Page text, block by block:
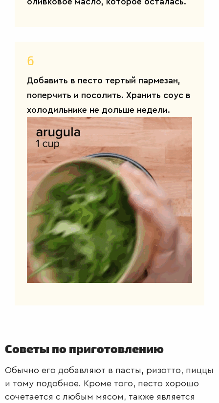
6
Добавить в песто тертый пармезан,
поперчить и посолить. Хранить соус в
холодильнике не дольше недели.
Советы по приготовлению
Обычно его добавляют в пасты, ризотто, пиццы
и тому подобное. Кроме того, песто хорошо
сочетается с любым мясом, также является